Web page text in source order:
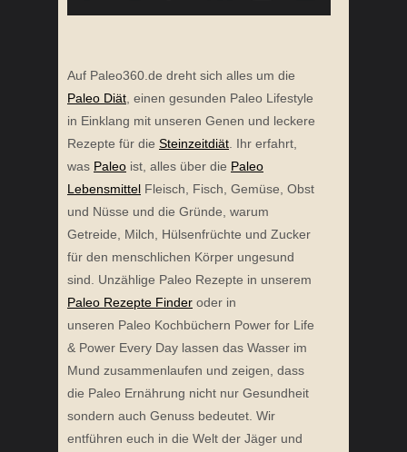
Auf Paleo360.de dreht sich alles um die
Paleo Diät , einen gesunden Paleo Lifestyle
in Einklang mit unseren Genen und leckere
Rezepte für die Steinzeitdiät . Ihr erfahrt,
was Paleo ist, alles über die Paleo
Lebensmittel Fleisch, Fisch, Gemüse, Obst
und Nüsse und die Gründe, warum
Getreide, Milch, Hülsenfrüchte und Zucker
für den menschlichen Körper ungesund
sind. Unzählige Paleo Rezepte in unserem
Paleo Rezepte Finder oder in
unseren Paleo Kochbüchern Power for Life
& Power Every Day lassen das Wasser im
Mund zusammenlaufen und zeigen, dass
die Paleo Ernährung nicht nur Gesundheit
sondern auch Genuss bedeutet. Wir
entführen euch in die Welt der Jäger und